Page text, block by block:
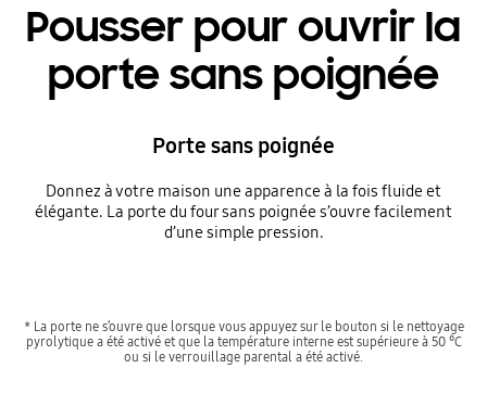
Pousser pour ouvrir la
porte sans poignée
Porte sans poignée
Donnez à votre maison une apparence à la fois fluide et
élégante. La porte du four sans poignée s’ouvre facilement
d’une simple pression.
* La porte ne s’ouvre que lorsque vous appuyez sur le bouton si le nettoyage
pyrolytique a été activé et que la température interne est supérieure à 50 °C
ou si le verrouillage parental a été activé.